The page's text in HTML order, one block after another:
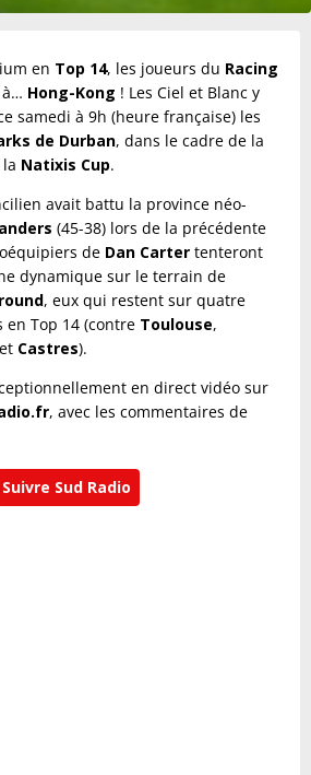
en Top 14, les joueurs du Racing
Hong-Kong ! Les Ciel et Blanc y
samedi à 9h (heure française) les
de Durban, dans le cadre de la
Natixis Cup.
avait battu la province néo-
(45-38) lors de la précédente
de Dan Carter tenteront
dynamique sur le terrain de
, eux qui restent sur quatre
en Top 14 (contre Toulouse,
et Castres).
en direct vidéo sur
, avec les commentaires de
Suivre Sud Radio